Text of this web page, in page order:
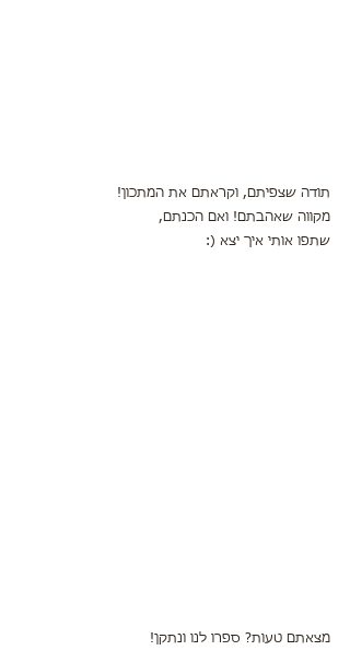
תודה שצפיתם, וקראתם את המתכון!
מקווה שאהבתם! ואם הכנתם,
שתפו אותי איך יצא (:
מצאתם טעות? ספרו לנו ונתקן!